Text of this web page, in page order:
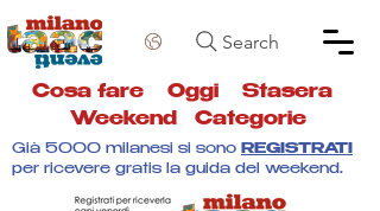
Search
Cosa fare Oggi Stasera
Weekend
Categorie
Già 5000 milanesi si sono REGISTRATI
per ricevere gratis la guida del weekend.